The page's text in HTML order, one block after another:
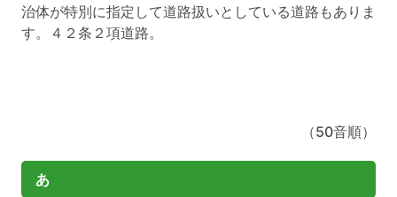
治体が特別に指定して道路扱いとしている道路もありま
す。４２条２項道路。
（50音順）
あ